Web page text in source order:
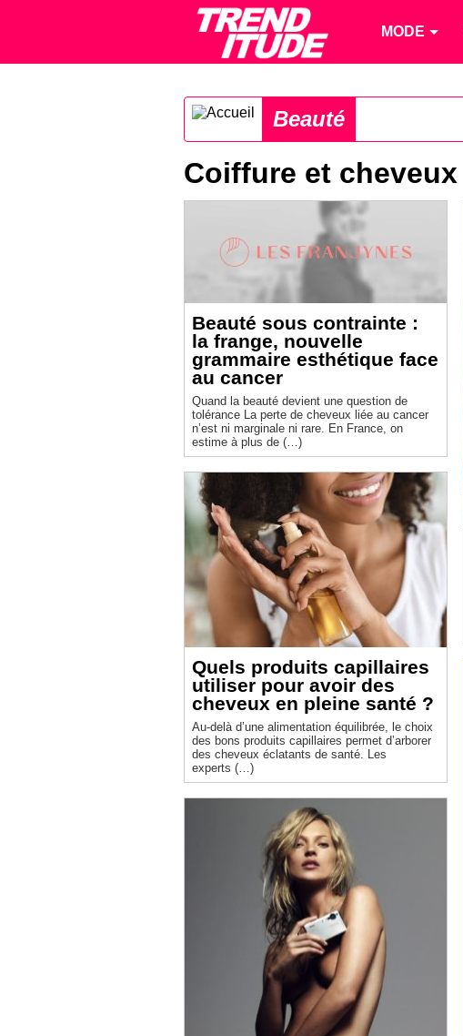
MODE
Beauté
Coiffure et cheveux
Beauté sous contrainte :
la frange, nouvelle
grammaire esthétique face
au cancer
Quand la beauté devient une question de
tolérance La perte de cheveux liée au cancer
n’est ni marginale ni rare. En France, on
estime à plus de (…)
Quels produits capillaires
utiliser pour avoir des
cheveux en pleine santé ?
Au-delà d’une alimentation équilibrée, le choix
des bons produits capillaires permet d’arborer
des cheveux éclatants de santé. Les
experts (…)